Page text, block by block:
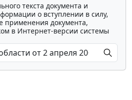
текста документа и
о вступлении в силу,
применения документа,
в Интернет-версии системы